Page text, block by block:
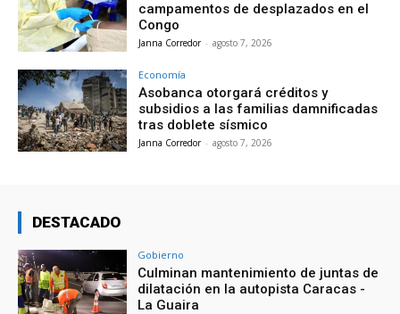
campamentos de desplazados en el
Congo
Janna Corredor - agosto 7, 2026
Economía
Asobanca otorgará créditos y
subsidios a las familias damnificadas
tras doblete sísmico
Janna Corredor - agosto 7, 2026
DESTACADO
Gobierno
Culminan mantenimiento de juntas de
dilatación en la autopista Caracas -
La Guaira